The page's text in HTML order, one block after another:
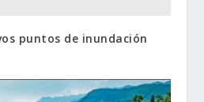
puntos de inundación